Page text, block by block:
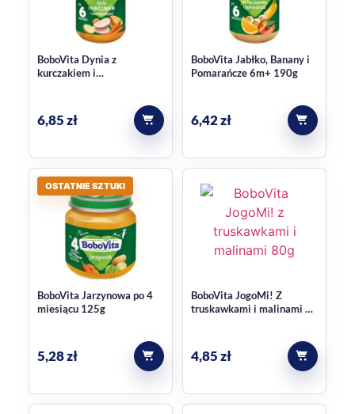
BoboVita Dynia z
kurczakiem i
6,85zł
BoboVita Jabłko, Banany i
Pomarańcze 6m+ 190g
6,42zł
OSTATNIE SZTUKI
BoboVita Jarzynowa po 4
miesiącu 125g
5,28zł
BoboVita JogoMi! Z
truskawkami i malinami po
4,85zł